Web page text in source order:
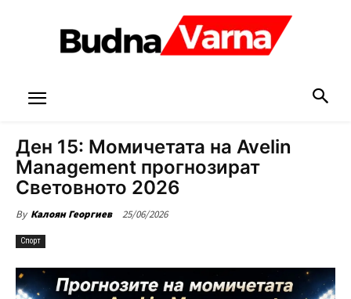
Ден 15: Момичетата на Avelin
Management прогнозират
Световното 2026
By Калоян Георгиев 25/06/2026
Спорт